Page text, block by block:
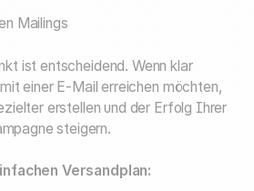
Mailings
ist entscheidend. Wenn klar
einer E-Mail erreichen möchten,
erstellen und der Erfolg Ihrer
steigern.
Versandplan: